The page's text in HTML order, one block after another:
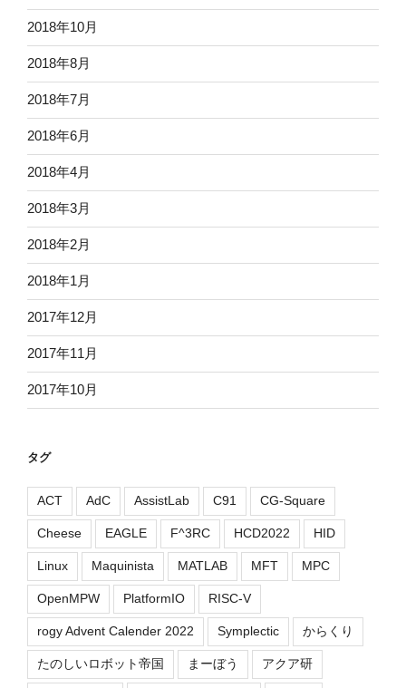
2018年10月
2018年8月
2018年7月
2018年6月
2018年4月
2018年3月
2018年2月
2018年1月
2017年12月
2017年11月
2017年10月
タグ
ACT AdC AssistLab C91 CG-Square
Cheese EAGLE F^3RC HCD2022 HID
Linux Maquinista MATLAB MFT MPC
OpenMPW PlatformIO RISC-V
rogy Advent Calender 2022 Symplectic からくり
たのしいロボット帝国 まーぼう アクア研